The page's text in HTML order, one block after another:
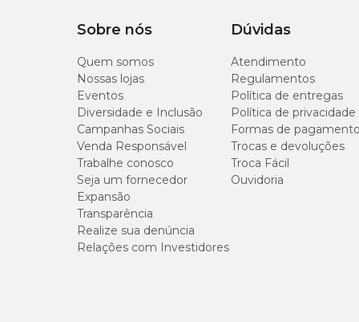
Sobre nós
Quem somos
Nossas lojas
Eventos
Diversidade e Inclusão
Campanhas Sociais
Venda Responsável
Trabalhe conosco
Seja um fornecedor
Expansão
Transparência
Realize sua denúncia
Relações com Investidores
Dúvidas
Atendimento
Regulamentos
Política de entregas
Política de privacidade
Formas de pagamento
Trocas e devoluções
Troca Fácil
Ouvidoria